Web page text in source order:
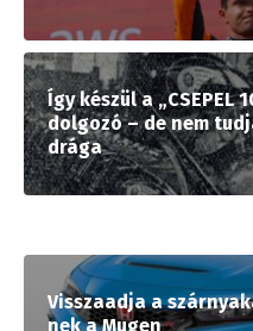
Így készül a „CSEPEL
dolgozó – de nem
drága
Visszaadja a
nek a Mugen